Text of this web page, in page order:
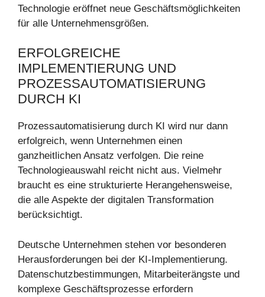
Technologie eröffnet neue Geschäftsmöglichkeiten
für alle Unternehmensgrößen.
ERFOLGREICHE
IMPLEMENTIERUNG UND
PROZESSAUTOMATISIERUNG
DURCH KI
Prozessautomatisierung durch KI wird nur dann
erfolgreich, wenn Unternehmen einen
ganzheitlichen Ansatz verfolgen. Die reine
Technologieauswahl reicht nicht aus. Vielmehr
braucht es eine strukturierte Herangehensweise,
die alle Aspekte der digitalen Transformation
berücksichtigt.
Deutsche Unternehmen stehen vor besonderen
Herausforderungen bei der KI-Implementierung.
Datenschutzbestimmungen, Mitarbeiterängste und
komplexe Geschäftsprozesse erfordern